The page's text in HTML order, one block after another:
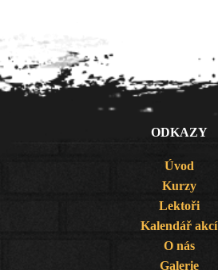
ODKAZY
Úvod
Kurzy
Lektoři
Kalendář akcí
O nás
Galerie